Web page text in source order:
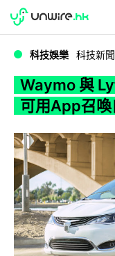
WWDC 2026
科技娛樂 科技新聞
Waymo 與
可用App召喚